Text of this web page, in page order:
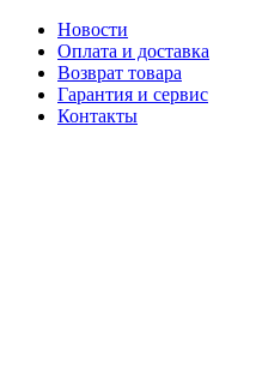
Новости
Оплата и доставка
Возврат товара
Гарантия и сервис
Контакты